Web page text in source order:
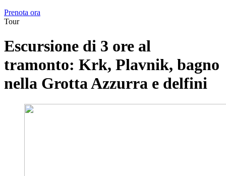
Prenota ora
Tour
Escursione di 3 ore al
tramonto: Krk, Plavnik, bagno
nella Grotta Azzurra e delfini